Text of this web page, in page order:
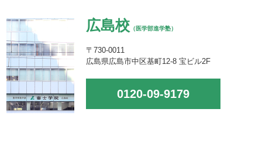
広島校 （医学部進学塾）
〒730-0011
広島県広島市中区基町12-8 宝ビル2F
0120-09-9179